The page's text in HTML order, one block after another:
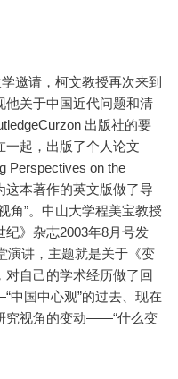
邀请，柯文教授再次来到
他关于中国近代问题和清
出版社的要
一起，出版了个人论文
Perspectives on the
这本著作的英文版做了导
角”。中山大学程美宝教授
》杂志2003年8月号发
演讲，主题就是关于《变
自己的学术经历做了回
国中心观”的过去、现在
究视角的变动——“什么变